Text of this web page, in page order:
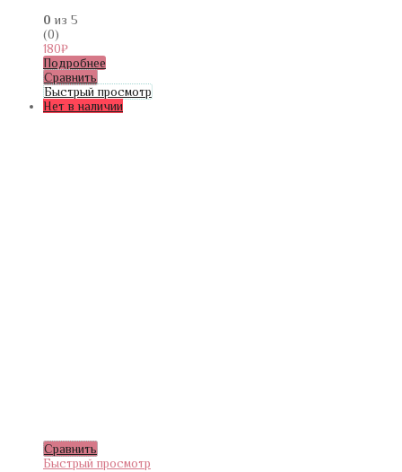
0 из 5
(0)
180₽
Подробнее
Сравнить
Быстрый просмотр
Нет в наличии
Сравнить
Быстрый просмотр